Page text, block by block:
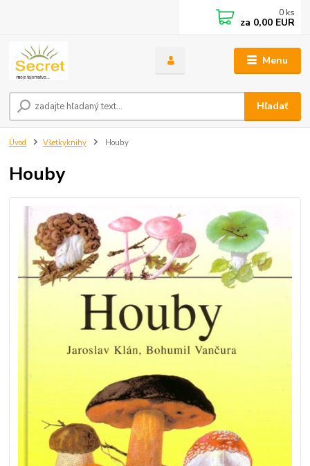
Menu
Hľadať
0 ks
za 0,00 EUR
Úvod Všetkyknihy Houby
Houby